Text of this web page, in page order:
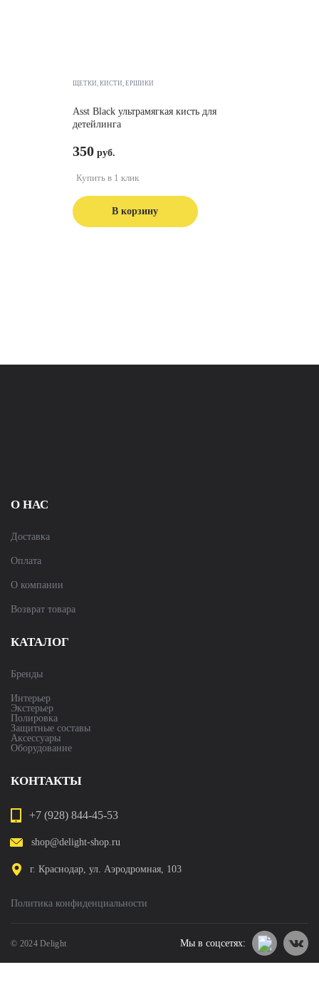
ЩЕТКИ, КИСТИ, ЁРШИКИ
Asst Black ультрамягкая кисть для
детейлинга
350
В корзину
Купить в 1 клик
О НАС
Доставка
Оплата
О компании
Возврат товара
КАТАЛОГ
Бренды
Интерьер
Экстерьер
Полировка
Защитные составы
Аксессуары
Оборудование
КОНТАКТЫ
+7 (928) 844-45-53
shop@delight-shop.ru
г. Краснодар, ул. Аэродромная, 103
© 2024 Delight
Политика конфиденциальности
Мы в соцсетях: